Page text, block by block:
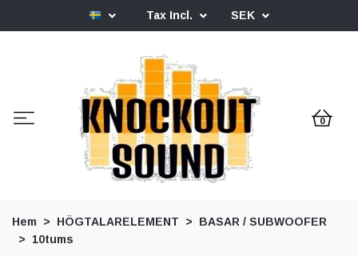
Tax Incl. SEK
0
Hem HÖGTALARELEMENT
BASAR / SUBWOOFER
10tums